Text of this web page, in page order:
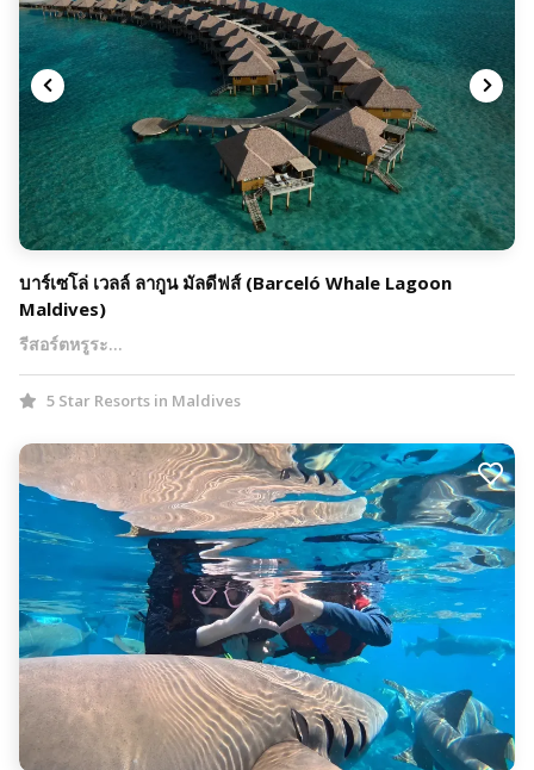
บาร์เซโล่ เวลล์ ลากูน มัลดีฟส์ (Barceló Whale Lagoon
Maldives)
รีสอร์ตหรูระ…
5 Star Resorts in Maldives